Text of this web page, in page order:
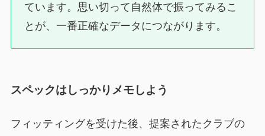
ています。思い切って自然体で振ってみるこ
とが、一番正確なデータにつながります。
スペックはしっかりメモしよう
フィッティングを受けた後、提案されたクラブの